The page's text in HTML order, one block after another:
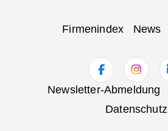
Firmenindex News
NavigationNewsletter-Abmeldung
Datenschutz